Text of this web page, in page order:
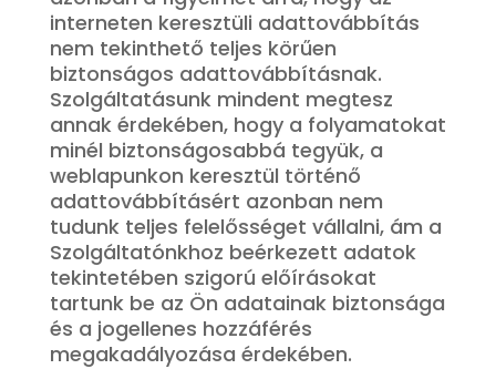
interneten keresztüli adattovábbítás
nem tekinthető teljes körűen
biztonságos adattovábbításnak.
Szolgáltatásunk mindent megtesz
annak érdekében, hogy a folyamatokat
minél biztonságosabbá tegyük, a
weblapunkon keresztül történő
adattovábbításért azonban nem
tudunk teljes felelősséget vállalni, ám a
Szolgáltatónkhoz beérkezett adatok
tekintetében szigorú előírásokat
tartunk be az Ön adatainak biztonsága
és a jogellenes hozzáférés
megakadályozása érdekében.